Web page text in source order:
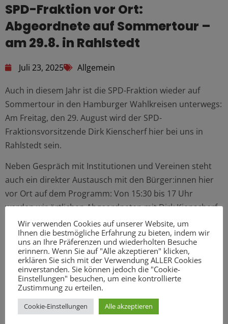
SPD-Fraktion vor Ort:
Abgeordnete auf Sommertour –
am 29.8. in Rahlstedt
Juli 23, 2025 Allgemein
Auch in diesem Jahr ist die SPD-Fraktion wieder auf
Sommertour in den Hamburger Wahlkreisen unterwegs:
Am Freitag, den 29. August wird der SPD-
Fraktionsvorsitzende Dirk Kienscherf hier bei uns in
Rahlstedt sein.
Neben Gespräch mit Institutionen und Vereinen steht
auch ein direkter Austausch mit den Bürger:innen hier
vor Ort auf dem Programm: Von 15:30 bis 17 Uhr
werden wir örtlichen Abgeordneten mit Dirk Kienscherf
gemeinsam am Infostand auf dem Berner Wochenmarkt
stehen. Kommen Sie gerne vorbei! Wir freuen uns auf
das Gespräch mit Ihnen.
Schreibe einen
Kommentar
Wir verwenden Cookies auf unserer Website, um
Ihnen die bestmögliche Erfahrung zu bieten, indem wir
uns an Ihre Präferenzen und wiederholten Besuche
erinnern. Wenn Sie auf "Alle akzeptieren" klicken,
erklären Sie sich mit der Verwendung ALLER Cookies
einverstanden. Sie können jedoch die "Cookie-
Einstellungen" besuchen, um eine kontrollierte
Zustimmung zu erteilen.
Cookie-Einstellungen Alle akzeptieren